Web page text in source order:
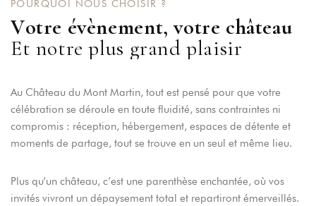
POURQUOI NOUS CHOISIR ?
Votre évènement, votre château
Et notre plus grand plaisir
Au Château du Mont Martin, tout est pensé pour que votre
célébration se déroule en toute fluidité, sans contraintes ni
compromis : réception, hébergement, espaces de détente et
moments de partage, tout se trouve en un seul et même lieu.
Plus qu’un château, c’est une parenthèse enchantée, où vos
invités vivront un dépaysement total et repartiront émerveillés.